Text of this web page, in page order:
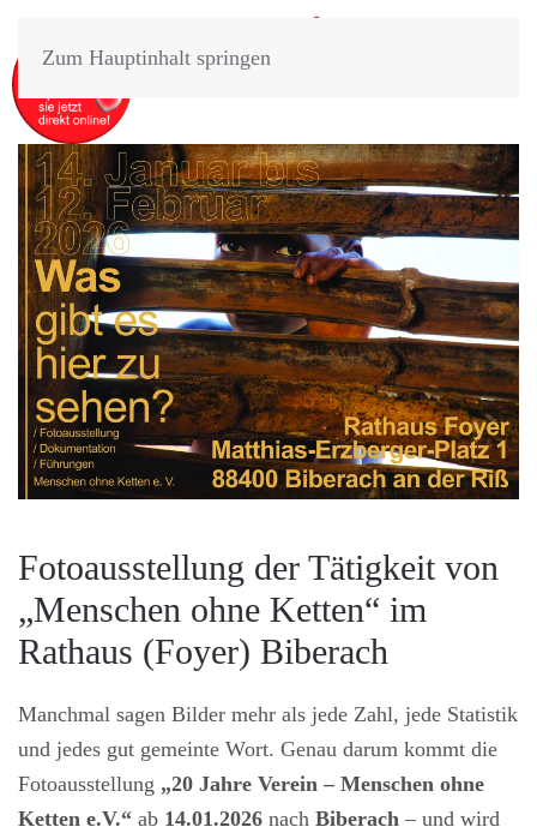
Zum Hauptinhalt springen
Fotoausstellung der Tätigkeit von
„Menschen ohne Ketten“ im
Rathaus (Foyer) Biberach
Manchmal sagen Bilder mehr als jede Zahl, jede Statistik
und jedes gut gemeinte Wort. Genau darum kommt die
Fotoausstellung „20 Jahre Verein – Menschen ohne
Ketten e.V.“ ab 14.01.2026 nach Biberach – und wird